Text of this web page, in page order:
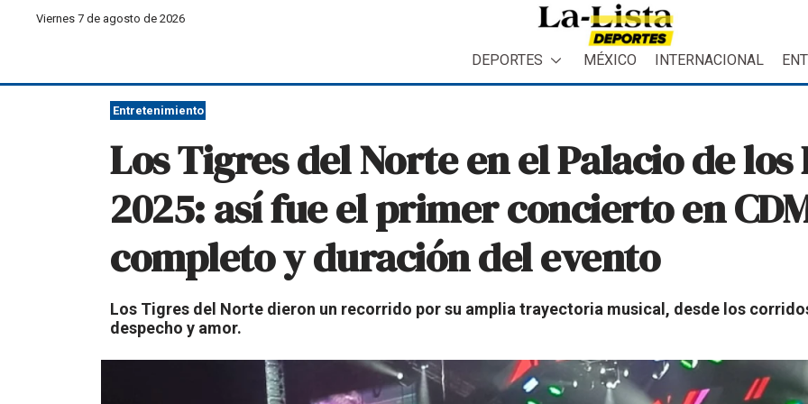
Viernes 7 de agosto de 2026
DEPORTES MÉXICO INTERNACIONAL
Entretenimiento
Los Tigres del Norte en el Palacio de
2025: así fue el primer concierto en
completo y duración del evento
Los Tigres del Norte dieron un recorrido por su amplia trayectoria musical, desde los
despecho y amor.